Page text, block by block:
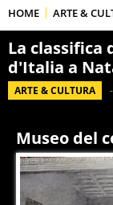
HOME ARTE &
La
d'Italia a
ARTE & CULTURA
Museo del